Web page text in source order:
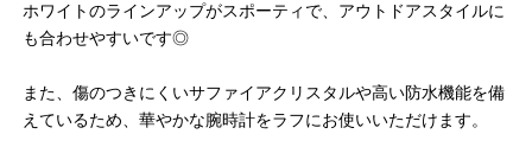
ホワイトのラインアップがスポーティで、アウトドアスタイルに
も合わせやすいです◎
また、傷のつきにくいサファイアクリスタルや高い防水機能を備
えているため、華やかな腕時計をラフにお使いいただけます。